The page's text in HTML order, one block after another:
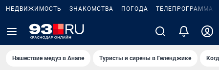
НЕДВИЖИМОСТЬ ЗНАКОМСТВА ПОГОДА ТЕЛЕПРОГРАММА
Нашествие медуз в Анапе Туристы и сирены в Геленджике